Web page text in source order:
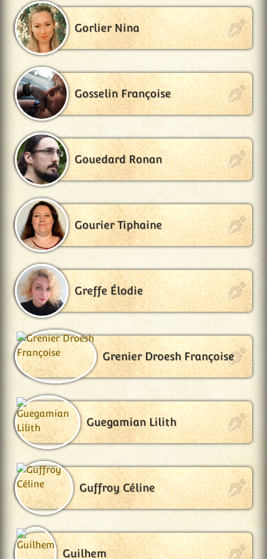
Gorlier Nina
Gosselin Françoise
Gouedard Ronan
Gourier Tiphaine
Greffe Élodie
Grenier Droesh Françoise
Guegamian Lilith
Guffroy Céline
Guilhem